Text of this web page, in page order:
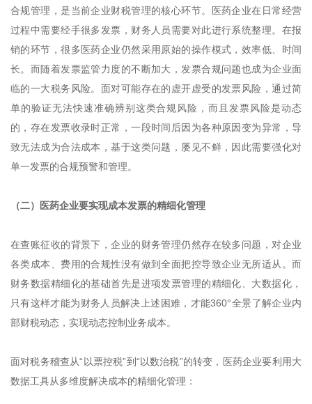
合规管理，是当前企业财税管理的核心环节。医药企业在日常经营
过程中需要经手很多发票，财务人员需要对此进行系统整理。在报
销的环节，很多医药企业仍然采用原始的操作模式，效率低、时间
长。而随着发票监管力度的不断加大，发票合规问题也成为企业面
临的一大税务风险。面对可能存在的虚开虚受的发票风险，通过简
单的验证无法快速准确辨别这类合规风险，而且发票风险是动态
的，存在发票收录时正常，一段时间后因为各种原因变为异常，导
致无法成为合法成本，基于这类问题，屡见不鲜，因此需要强化对
单一发票的合规预警和管理。
（二）医药企业要实现成本发票的精细化管理
在查账征收的背景下，企业的财务管理仍然存在较多问题，对企业
各类成本、费用的合规性没有做到全面把控导致企业无所适从。而
财务数据精细化的基础首先是进项发票管理的精细化、大数据化，
只有这样才能为财务人员解决上述困难，才能360°全景了解企业内
部财税动态，实现动态控制业务成本。
面对税务稽查从“以票控税”到“以数治税”的转变，医药企业要利用大
数据工具从多维度解决成本的精细化管理：